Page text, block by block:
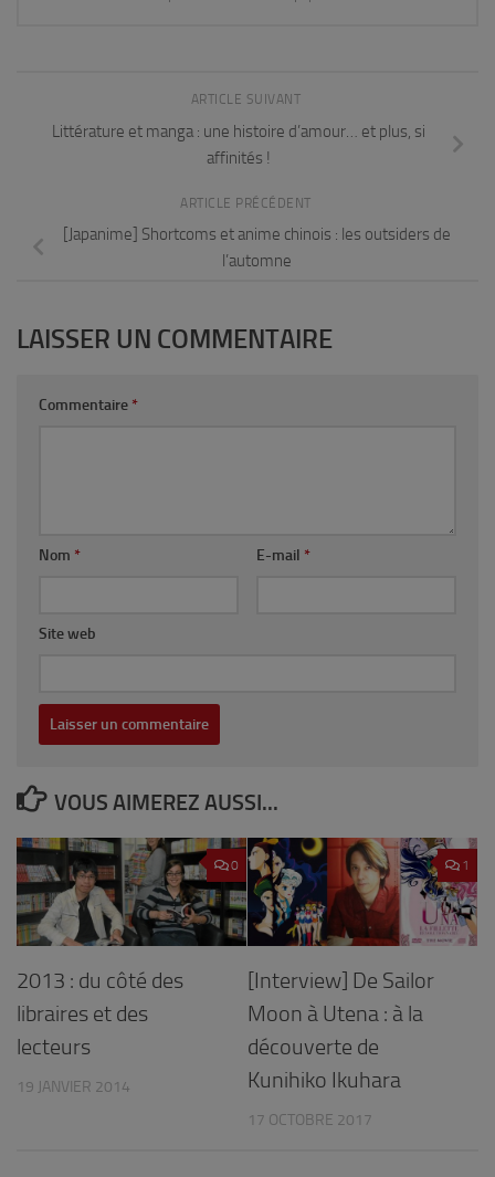
ARTICLE SUIVANT
Littérature et manga : une histoire d’amour… et plus, si
affinités !
ARTICLE PRÉCÉDENT
[Japanime] Shortcoms et anime chinois : les outsiders de
l’automne
LAISSER UN COMMENTAIRE
Commentaire *
Nom * E-mail *
Site web
VOUS AIMEREZ AUSSI...
0
2013 : du côté des
libraires et des
lecteurs
19 JANVIER 2014
1
[Interview] De Sailor
Moon à Utena : à la
découverte de
Kunihiko Ikuhara
17 OCTOBRE 2017